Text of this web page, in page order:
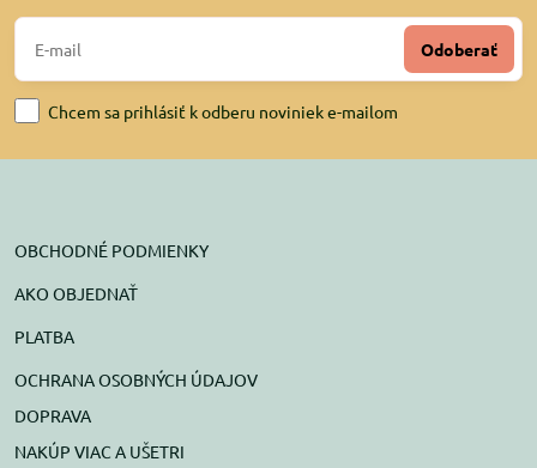
Odoberať
Chcem sa prihlásiť k odberu noviniek e-mailom
OBCHODNÉ PODMIENKY
AKO OBJEDNAŤ
PLATBA
OCHRANA OSOBNÝCH ÚDAJOV
DOPRAVA
NAKÚP VIAC A UŠETRI